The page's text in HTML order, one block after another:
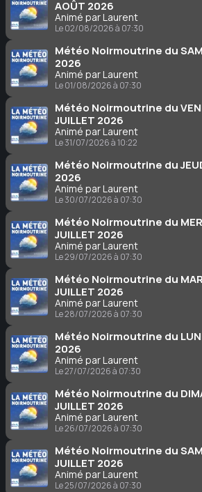
AOÛT 2026
Animé par Laurent
Le 02/08/2026 à 07:30
Météo Noirmoutrine du
2026
Animé par Laurent
Le 01/08/2026 à 07:30
Météo Noirmoutrine du
JUILLET 2026
Animé par Laurent
Le 31/07/2026 à 10:22
Météo Noirmoutrine du
2026
Animé par Laurent
Le 30/07/2026 à 07:30
Météo Noirmoutrine du
JUILLET 2026
Animé par Laurent
Le 29/07/2026 à 07:30
Météo Noirmoutrine du
JUILLET 2026
Animé par Laurent
Le 28/07/2026 à 07:30
Météo Noirmoutrine du
2026
Animé par Laurent
Le 27/07/2026 à 07:30
Météo Noirmoutrine du
JUILLET 2026
Animé par Laurent
Le 26/07/2026 à 07:30
Météo Noirmoutrine du
JUILLET 2026
Animé par Laurent
Le 25/07/2026 à 07:30